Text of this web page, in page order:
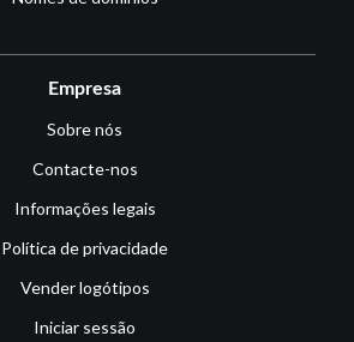
Empresa
Sobre nós
Contacte-nos
Informações legais
Política de privacidade
Vender logótipos
Iniciar sessão